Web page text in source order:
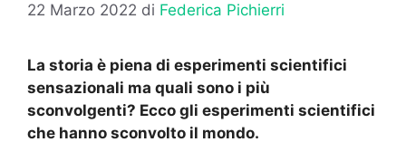
22 Marzo 2022 di Federica Pichierri
La storia è piena di esperimenti scientifici
sensazionali ma quali sono i più
sconvolgenti? Ecco gli esperimenti scientifici
che hanno sconvolto il mondo.